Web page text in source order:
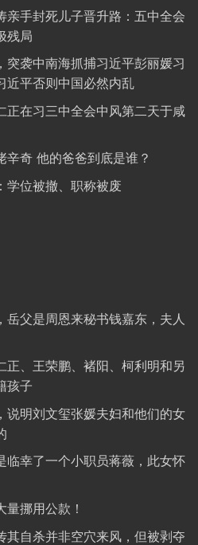
亲手封死儿子晋升路：五中全会
残局
突袭中南海抓捕习近平彭丽媛习
近平否则中国必然内乱
正在习三中全会中风第二天于咸
奇 他的爸爸到底是谁？
学位被撤、职称被废
父是周恩来秘书钱嘉东，夫人
正、王荣鹏、褚阳、柯利明和另
孩子
说明刘文玺张媛夫妇和他们的女
临幸了一个小职员蒋薇，此女怀
挪用公款！
其自杀并非空穴来风，但被剥夺